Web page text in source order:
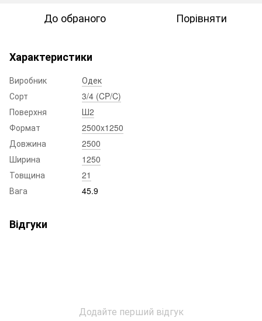
До обраного Порівняти
Характеристики
Виробник
Одек
Сорт
3/4 (CP/C)
Поверхня
Ш2
Формат
2500x1250
Довжина
2500
Ширина
1250
Товщина
21
Вага
45.9
Відгуки
Додайте перший відгук